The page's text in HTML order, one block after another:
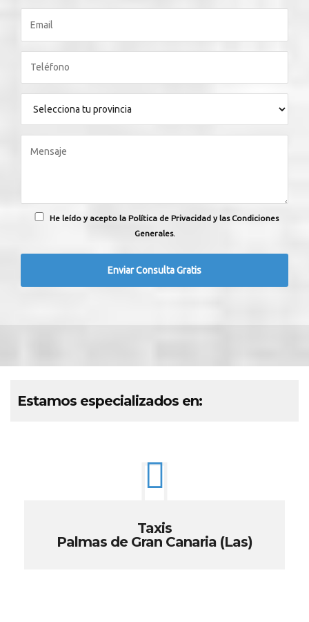
He leído y acepto la Política de Privacidad y las Condiciones
Generales.
Estamos especializados en:
Taxis
Palmas de Gran Canaria (Las)